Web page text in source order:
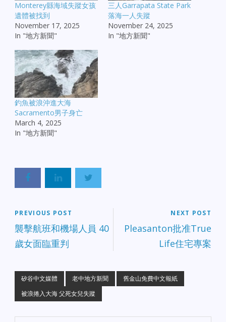
Monterey縣海域失蹤女孩
遺體被找到
November 17, 2025
In "地方新聞"
三人Garrapata State Park
落海一人失蹤
November 24, 2025
In "地方新聞"
釣魚被浪沖進大海
Sacramento男子身亡
March 4, 2025
In "地方新聞"
PREVIOUS POST
襲擊航班和機場人員 40
歲女面臨重判
NEXT POST
Pleasanton批准True
Life住宅專案
矽谷中文媒體 老中地方新聞
舊金山免費中文報紙
被浪捲入大海 父死女兒失蹤